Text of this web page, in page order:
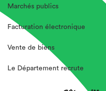
Marchés publics
Facturation électronique
Vente de biens
Le Département recrute